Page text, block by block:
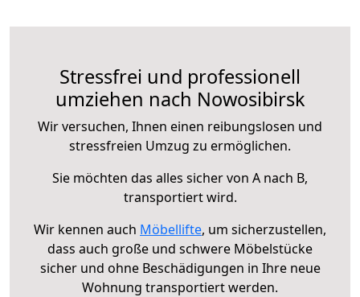
Stressfrei und professionell
umziehen nach Nowosibirsk
Wir versuchen, Ihnen einen reibungslosen und
stressfreien Umzug zu ermöglichen.
Sie möchten das alles sicher von A nach B,
transportiert wird.
Wir kennen auch Möbellifte, um sicherzustellen,
dass auch große und schwere Möbelstücke
sicher und ohne Beschädigungen in Ihre neue
Wohnung transportiert werden.